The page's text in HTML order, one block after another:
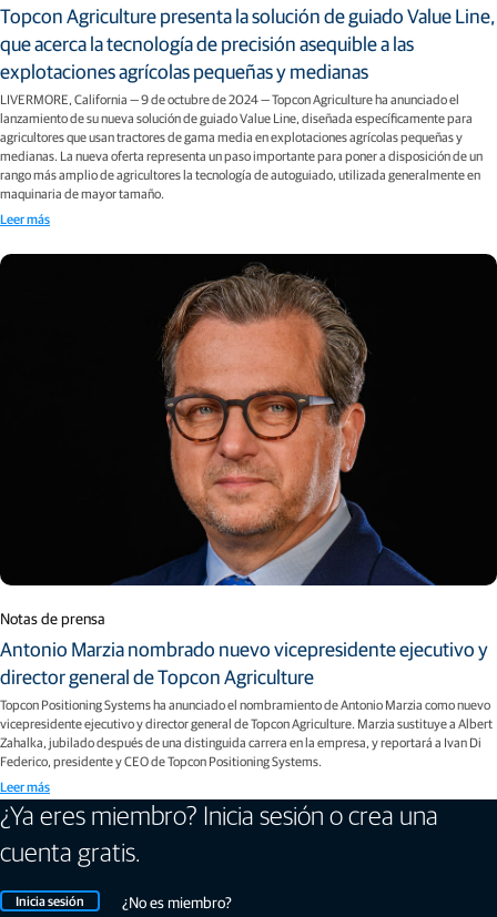
Topcon Agriculture presenta la solución de guiado Value Line,
que acerca la tecnología de precisión asequible a las
explotaciones agrícolas pequeñas y medianas
LIVERMORE, California — 9 de octubre de 2024 — Topcon Agriculture ha anunciado el
lanzamiento de su nueva solución de guiado Value Line, diseñada específicamente para
agricultores que usan tractores de gama media en explotaciones agrícolas pequeñas y
medianas. La nueva oferta representa un paso importante para poner a disposición de un
rango más amplio de agricultores la tecnología de autoguiado, utilizada generalmente en
maquinaria de mayor tamaño.
Leer más
Notas de prensa
Antonio Marzia nombrado nuevo vicepresidente ejecutivo y
director general de Topcon Agriculture
Topcon Positioning Systems ha anunciado el nombramiento de Antonio Marzia como nuevo
vicepresidente ejecutivo y director general de Topcon Agriculture. Marzia sustituye a Albert
Zahalka, jubilado después de una distinguida carrera en la empresa, y reportará a Ivan Di
Federico, presidente y CEO de Topcon Positioning Systems.
Leer más
¿Ya eres miembro? Inicia sesión o crea una
cuenta gratis.
Inicia sesión
¿No es miembro?